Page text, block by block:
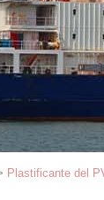
Plastificante del